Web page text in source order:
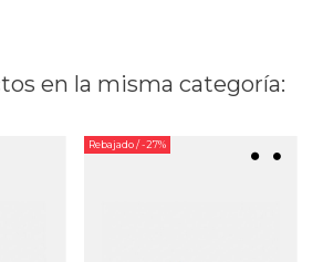
en la misma categoría:
Rebajado/ -27%